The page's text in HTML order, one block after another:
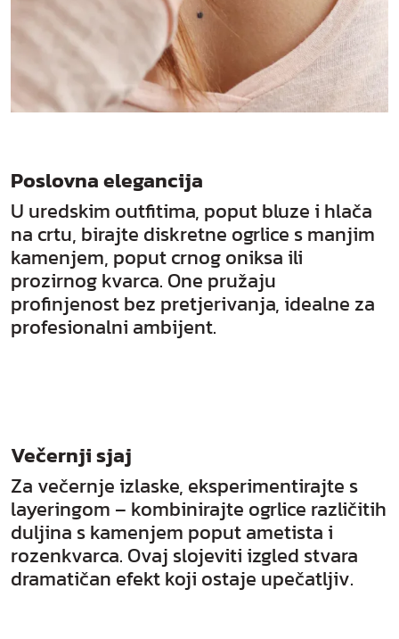
Poslovna elegancija
U uredskim outfitima, poput bluze i hlača
na crtu, birajte diskretne ogrlice s manjim
kamenjem, poput crnog oniksa ili
prozirnog kvarca. One pružaju
profinjenost bez pretjerivanja, idealne za
profesionalni ambijent.
Večernji sjaj
Za večernje izlaske, eksperimentirajte s
layeringom – kombinirajte ogrlice različitih
duljina s kamenjem poput ametista i
rozenkvarca. Ovaj slojeviti izgled stvara
dramatičan efekt koji ostaje upečatljiv.